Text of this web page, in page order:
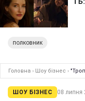
полковник
Головна › Шоу бізнес ›
ШОУ БІЗНЕС 08 липня